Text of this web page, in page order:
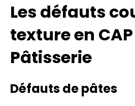
Les défauts
texture en CAP
Pâtisserie
Défauts de pâtes